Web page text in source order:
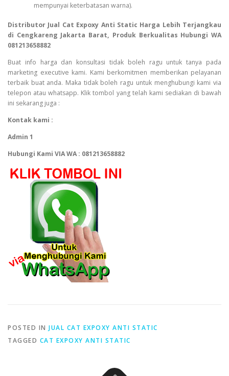
mempunyai keterbatasan warna).
Distributor Jual Cat Expoxy Anti Static Harga Lebih Terjangkau
di Cengkareng Jakarta Barat, Produk Berkualitas Hubungi WA
081213658882
Buat info harga dan konsultasi tidak boleh ragu untuk tanya pada
marketing executive kami. Kami berkomitmen memberikan pelayanan
terbaik buat anda. Maka tidak boleh ragu untuk menghubungi kami via
telepon atau whatsapp. Klik tombol yang telah kami sediakan di bawah
ini sekarang juga :
Kontak kami :
Admin 1
Hubungi Kami VIA WA : 081213658882
POSTED IN JUAL CAT EXPOXY ANTI STATIC
TAGGED CAT EXPOXY ANTI STATIC